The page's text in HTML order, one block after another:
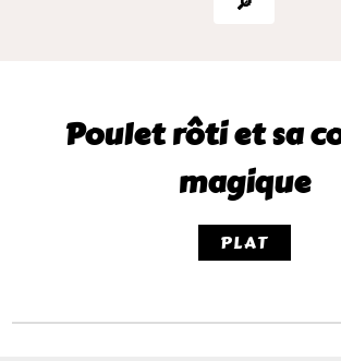
🔎
Poulet rôti et sa
magique
PLAT